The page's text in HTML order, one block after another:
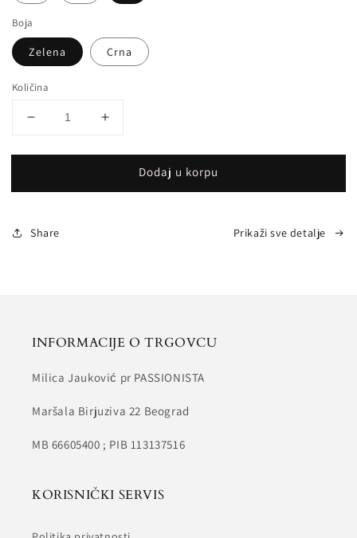
Boja
Zelena Crna
Količina
Smanji
za
Povećaj
za
EMERALDDodaj u korpu
Share Prikaži sve detalje
INFORMACIJE O TRGOVCU
Milica Jauković pr PASSIONISTA
Maršala Birjuziva 22 Beograd
MB 66605400 ; PIB 113137516
KORISNIČKI SERVIS